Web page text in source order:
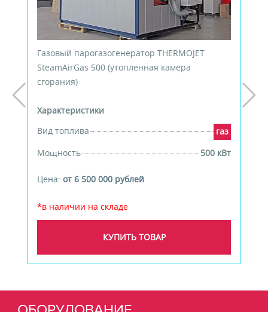
Газовый парогазогенератор THERMOJET
SteamAirGas 500 (утопленная камера
сгорания)
Характеристики
Вид топлива
газ
Мощность
500 кВт
Цена:от 6 500 000 рублей
*в наличии на складе
КУПИТЬ ТОВАР